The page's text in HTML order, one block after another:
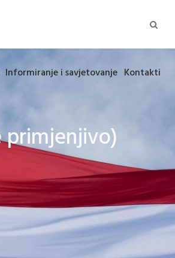
Informiranje i savjetovanje Kontakti